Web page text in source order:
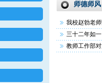
师德师风
我校赵勃老
三十二年如
教师工作部